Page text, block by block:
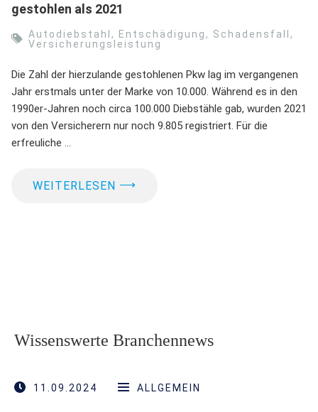
gestohlen als 2021
Autodiebstahl , Entschädigung , Schadensfall ,
Versicherungsleistung
Die Zahl der hierzulande gestohlenen Pkw lag im vergangenen
Jahr erstmals unter der Marke von 10.000. Während es in den
1990er-Jahren noch circa 100.000 Diebstähle gab, wurden 2021
von den Versicherern nur noch 9.805 registriert. Für die
erfreuliche …
WEITERLESEN ⟶
Wissenswerte Branchennews
11.09.2024 ALLGEMEIN